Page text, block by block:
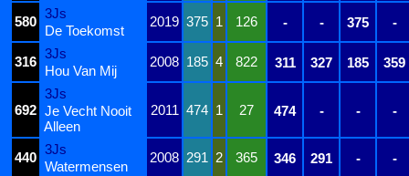
580
3Js
2019 375 1 126 - - 375 -
De Toekomst
316
3Js
2008 185 4 822 311 327 185 359
Hou Van Mij
692
3Js
2011 474 1 27 474 - - -
Je Vecht Nooit
Alleen
440
3Js
2008 291 2 365 346 291 - -
Watermensen